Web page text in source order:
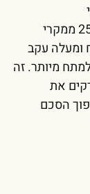
הנתונים מ-2025 חושפים מציאות קשה: 25% ממקרי
אובדנים של 100,000 ש"ח ומעלה עקב
מיותר. זה
את
הסכם